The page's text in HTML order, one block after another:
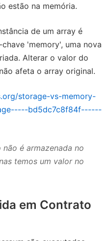
estão na memória.
de um array é
'memory', uma nova
Alterar o valor do
afeta o array original.
storage-vs-memory-
bd5dc7c8f84f------
é armazenada no
temos um valor no
em Contrato